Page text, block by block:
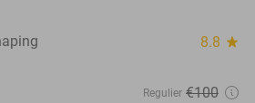
8.8 star
Regulier €100